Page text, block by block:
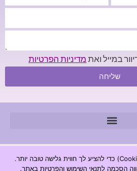
במייל ואתמדיניות הפרטיות
שליחה
שמורות - חנה קורן מכון לגרפולוגיה |
אנו משתמשים בעוגיות (Cookies) כדי להציע לך חווית גלישה טובה יותר.
הסכמה לתנאי השימוש והפרטיות באתר.